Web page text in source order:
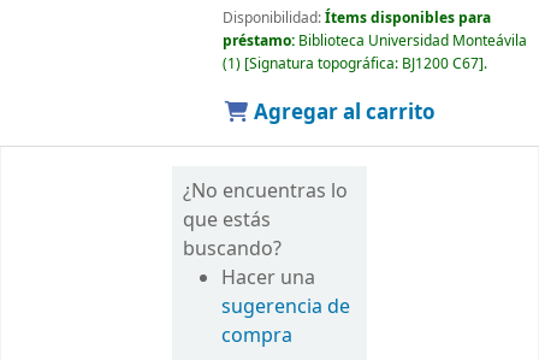
Disponibilidad:Ítems disponibles para
préstamo: Biblioteca Universidad Monteávila
(1) Signatura topográfica: BJ1200 C67 .
Agregar al carrito
¿No encuentras lo
que estás
buscando?
Hacer una
sugerencia de
compra